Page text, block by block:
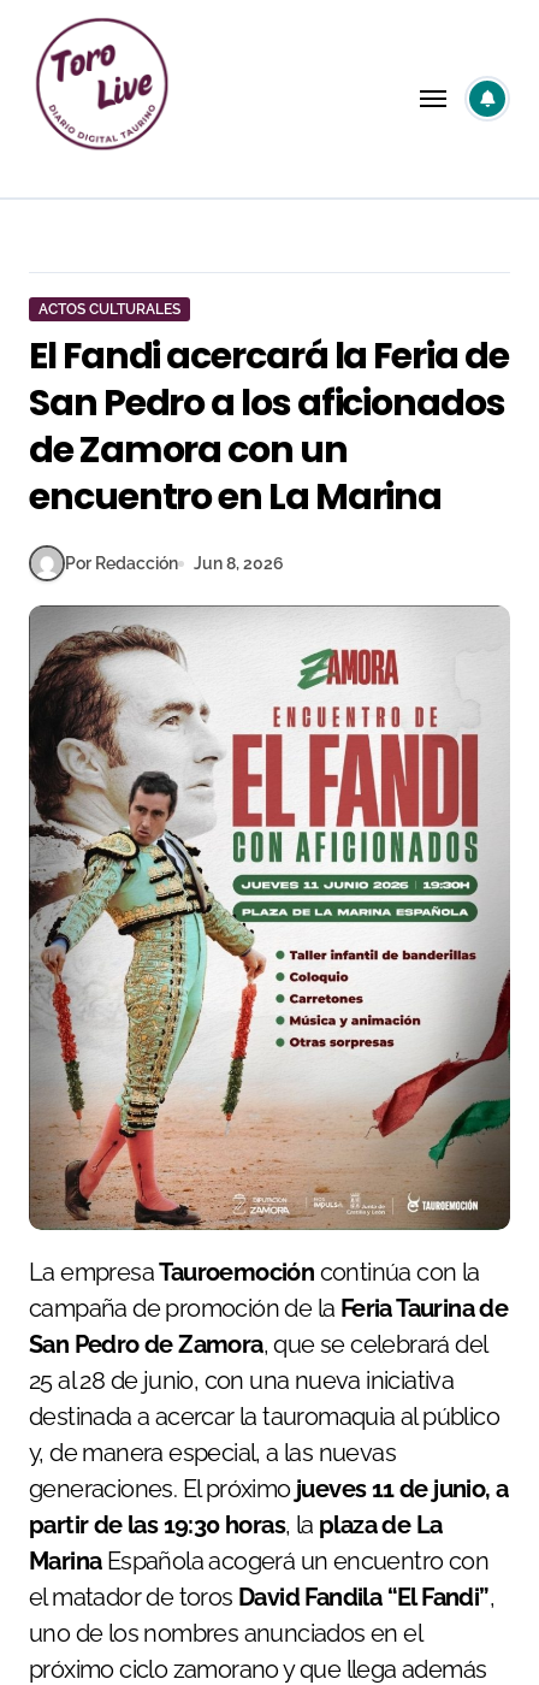
contenido
ACTOS CULTURALES
El Fandi acercará la Feria de
San Pedro a los aficionados
de Zamora con un
encuentro en La Marina
Por Redacción Jun 8, 2026
La empresaTauroemoción continúa con la
campaña de promoción de la Feria Taurina de
San Pedro de Zamora, que se celebrará del
25 al 28 de junio, con una nueva iniciativa
destinada a acercar la tauromaquia al público
y, de manera especial, a las nuevas
generaciones. El próximo jueves 11 de junio, a
partir de las 19:30 horas, la plaza de La
MarinaEspañola acogerá un encuentro con
el matador de toros David Fandila “El Fandi”,
uno de los nombres anunciados en el
próximo ciclo zamorano y que llega además